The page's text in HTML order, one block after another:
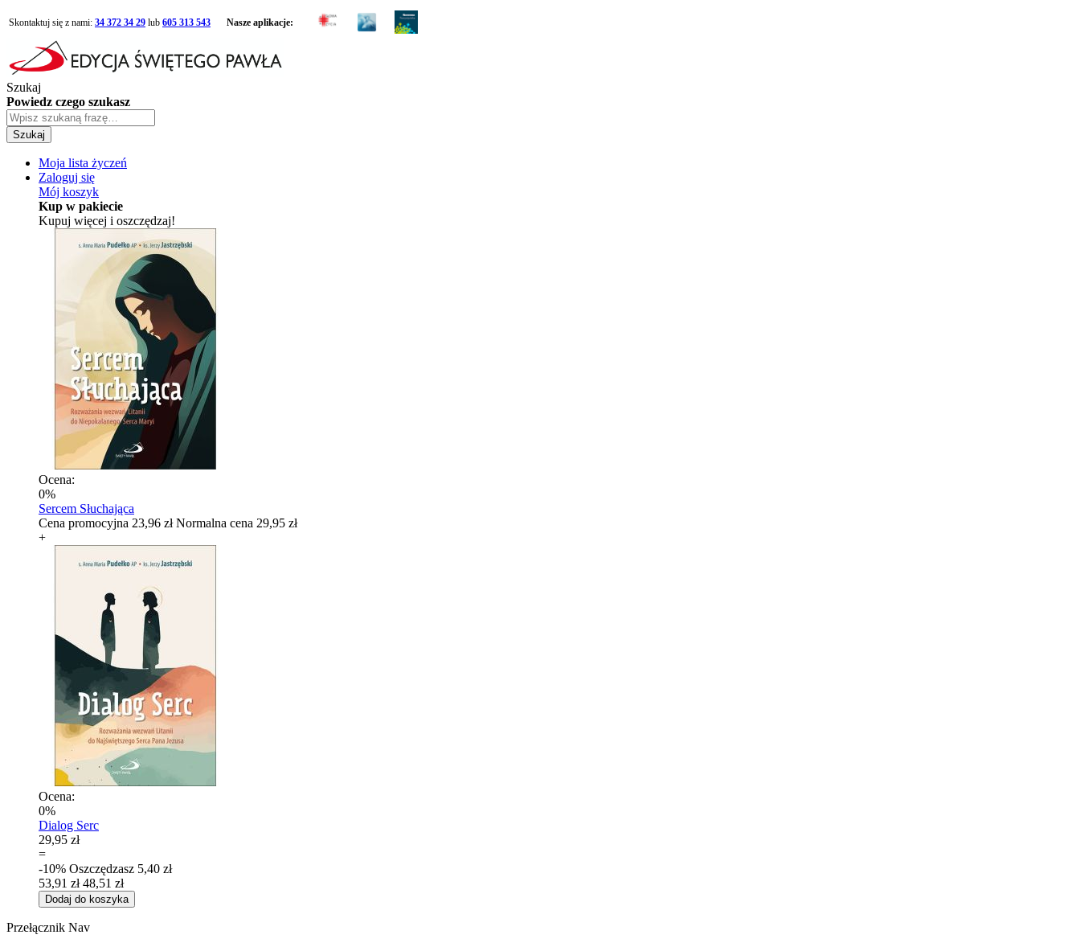
Skontaktuj się z nami: 34 372 34 29 lub 605 313 543 Nasze aplikacje:
Szukaj
Powiedz czego szukasz
Szukaj
Moja lista życzeń
Zaloguj się
Mój koszyk
Kup w pakiecie
Kupuj więcej i oszczędzaj!
Ocena:
0%
Sercem Słuchająca
Cena promocyjna 23,96 zł Normalna cena 29,95 zł
+
Ocena:
0%
Dialog Serc
29,95 zł
=
-10% Oszczędzasz 5,40 zł
53,91 zł 48,51 zł
Dodaj do koszyka
Przełącznik Nav